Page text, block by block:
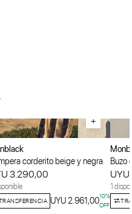
+
corderito beige y negra
3.290,00
UYU 2.961,0010%
OFF
Buzo
1